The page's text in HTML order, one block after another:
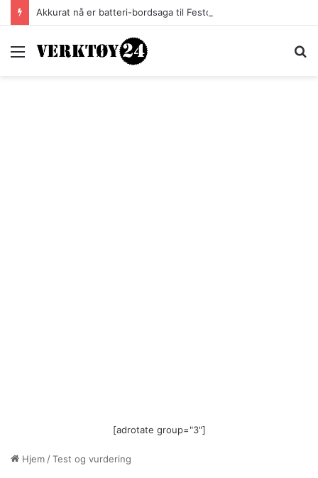
Akkurat nå er batteri-bordsaga til Festool billigere
Meny
[adrotate group="3"]
Hjem /Test og vurdering